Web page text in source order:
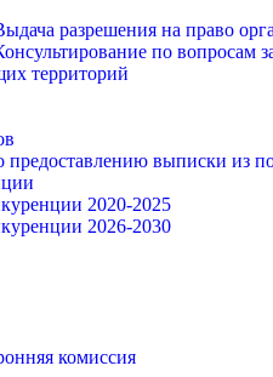
разрешения на право
по вопросам
территорий
выписки из
2020-2025
2026-2030
комиссия